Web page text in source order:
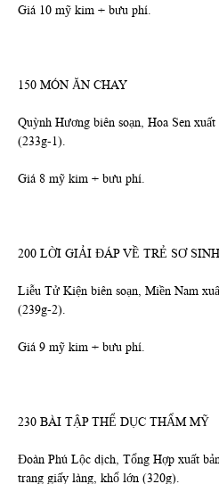
Giá 10 mỹ kim + bưu phí.
150 MÓN ĂN CHAY
Quỳnh Hương biên soạn, Hoa Sen
(233g-1).
Giá 8 mỹ kim + bưu phí.
200 LỜI GIẢI ĐÁP VỀ TRẺ SƠ
Liễu Tử Kiện biên soạn, Miền Nam
(239g-2).
Giá 9 mỹ kim + bưu phí.
230 BÀI TẬP THỂ DỤC THẨM MỸ
Đoàn Phú Lộc dịch, Tổng Hợp xuất
trang giấy làng, khổ lớn (320g).